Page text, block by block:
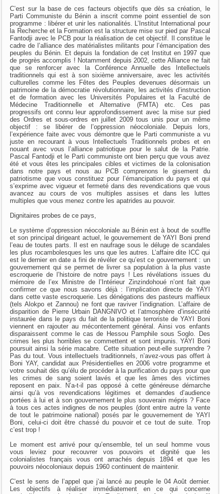
C’est sur la base de ces facteurs objectifs que dès sa création, le
Parti Communiste du Bénin a inscrit comme point essentiel de son
programme : libérer et unir les nationalités. L’Institut International pour
la Recherche et la Formation est la structure mise sur pied par Pascal
Fantodji avec le PCB pour la réalisation de cet objectif. Il constitue le
cadre de l’alliance des matérialistes militants pour l’émancipation des
peuples du Bénin. Et depuis la fondation de cet Institut en 1997 que
de progrès accomplis ! Notamment depuis 2002, cette Alliance ne fait
que se renforcer avec la Conférence Annuelle des Intellectuels
traditionnels qui est à son sixième anniversaire, avec les activités
culturelles comme les Fêtes des Peuples devenues désormais un
patrimoine de la démocratie révolutionnaire, les activités d’instruction
et de formation avec les Universités Populaires et la Faculté de
Médecine Traditionnelle et Alternative (FMTA) etc. Ces pas
progressifs ont connu leur approfondissement avec la mise sur pied
des Ordres et sous-ordres en juillet 2009 tous unis pour un même
objectif : se libérer de l’oppression néocoloniale. Depuis lors,
l’expérience faite avec vous démontre que le Parti communiste a vu
juste en recourant à vous Intellectuels Traditionnels probes et en
nouant avec vous l’alliance patriotique pour le salut de la Patrie.
Pascal Fantodji et le Parti communiste ont bien perçu que vous avez
été et vous êtes les principales cibles et victimes de la colonisation
dans notre pays et nous au PCB comprenons le gisement du
patriotisme que vous constituez pour l’émancipation du pays et qui
s’exprime avec vigueur et fermeté dans des revendications que vous
avancez au cours de vos multiples assises et dans les luttes
multiples que vous menez contre les apatrides au pouvoir.
Dignitaires probes de ce pays,
Le système d’oppression néocoloniale au Bénin est à bout de souffle
et son principal dirigeant actuel, le gouvernement de YAYI Boni prend
l’eau de toutes parts. Il est en naufrage sous le déluge de scandales
les plus rocambolesques les uns que les autres. L’affaire dite ICC qui
est le dernier en date a fini de révéler ce qu’est ce gouvernement : un
gouvernement qui se permet de livrer sa population à la plus vaste
escroquerie de l’histoire de notre pays ! Les révélations issues du
mémoire de l’ex Ministre de l’Intérieur Zinzindohoué n’ont fait que
confirmer ce que nous savons déjà : l’implication directe de YAYI
dans cette vaste escroquerie. Les dénégations des pasteurs maffieux
(tels Alokpo et Zannou) ne font que raviver l’indignation. L’affaire de
disparition de Pierre Urbain DANGNIVO et l’atmosphère d’insécurité
instaurée dans le pays du fait de la politique terroriste de YAYI Boni
viennent en rajouter au mécontentement général. Ainsi vos enfants
disparaissent comme le cas de Hessou Pamphile sous Soglo. Des
crimes les plus horribles se commettent et sont impunis. YAYI Boni
poursuit ainsi la série macabre. Cette situation peut-elle surprendre ?
Pas du tout. Vous intellectuels traditionnels, n’avez-vous pas offert à
Boni YAY, candidat aux Présidentielles en 2006 votre programme et
votre souhait dès qu’élu de procéder à la purification du pays pour que
les crimes de sang soient lavés et que les âmes des victimes
reposent en paix. N’a-t-il pas opposé à cette généreuse démarche
ainsi qu’à vos revendications légitimes et demandes d’audience
portées à lui et à son gouvernement le plus souverain mépris ? Face
à tous ces actes indignes de nos peuples (dont entre autre la vente
de tout le patrimoine national) posés par le gouvernement de YAYI
Boni, celui-ci doit être chassé du pouvoir et ce tout de suite. Trop
c’est trop !
Le moment est arrivé pour qu’ensemble, tel un seul homme vous
vous leviez pour recouvrer vos pouvoirs et dignité que les
colonialistes français vous ont arrachés depuis 1894 et que les
pouvoirs néocoloniaux depuis 1960 continuent de maintenir.
C’est le sens de l’appel que j’ai lancé au peuple le 04 Août dernier.
Les objectifs à réaliser immédiatement en ce qui concerne